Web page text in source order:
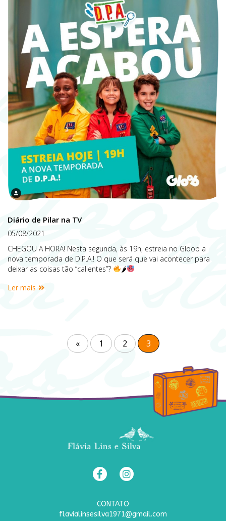
Diário de Pilar na TV
05/08/2021
CHEGOU A HORA! Nesta segunda, às 19h, estreia no Gloob a
nova temporada de D.P.A.! O que será que vai acontecer para
deixar as coisas tão “calientes”?
🌶
Ler mais
« 1 2 3
CONTATO
flavialinsesilva1971@gmail.com